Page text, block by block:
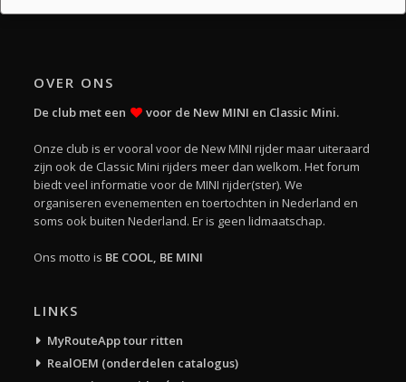
OVER ONS
De club met een voor de New MINI en Classic Mini.
Onze club is er vooral voor de New MINI rijder maar uiteraard
zijn ook de Classic Mini rijders meer dan welkom. Het forum
biedt veel informatie voor de MINI rijder(ster). We
organiseren evenementen en toertochten in Nederland en
soms ook buiten Nederland. Er is geen lidmaatschap.
Ons motto is BE COOL, BE MINI
LINKS
MyRouteApp tour ritten
RealOEM (onderdelen catalogus)